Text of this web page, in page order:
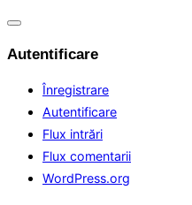
Comută
Autentificare
Înregistrare
Autentificare
Flux intrări
Flux comentarii
WordPress.org